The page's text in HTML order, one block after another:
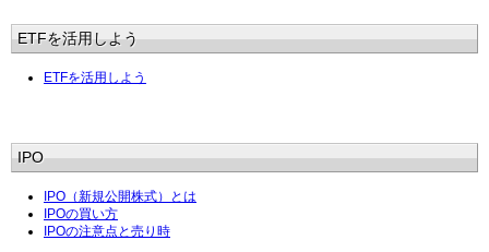
ETFを活用しよう
ETFを活用しよう
IPO
IPO（新規公開株式）とは
IPOの買い方
IPOの注意点と売り時